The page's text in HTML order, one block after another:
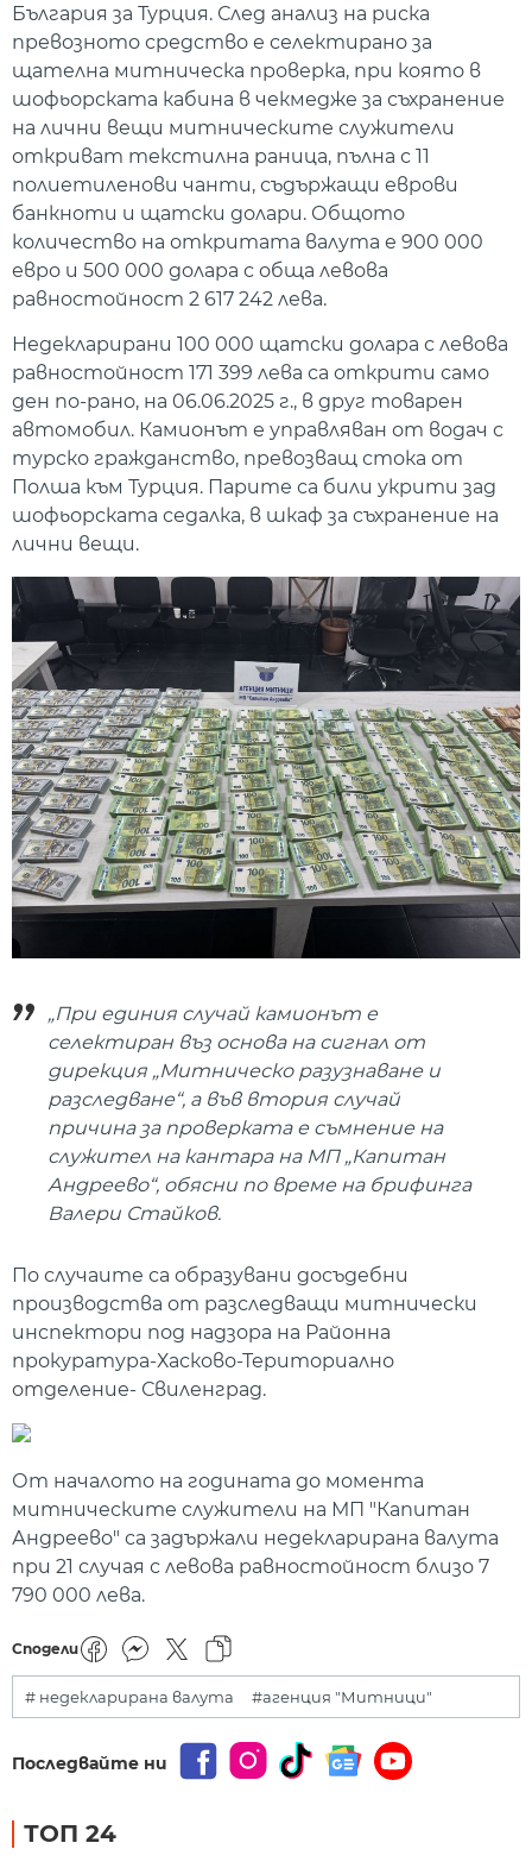
България за Турция. След анализ на риска
превозното средство е селектирано за
щателна митническа проверка, при която в
шофьорската кабина в чекмедже за съхранение
на лични вещи митническите служители
откриват текстилна раница, пълна с 11
полиетиленови чанти, съдържащи еврови
банкноти и щатски долари. Общото
количество на откритата валута е 900 000
евро и 500 000 долара с обща левова
равностойност 2 617 242 лева.
Недекларирани 100 000 щатски долара с левова
равностойност 171 399 лева са открити само
ден по-рано, на 06.06.2025 г., в друг товарен
автомобил. Камионът е управляван от водач с
турско гражданство, превозващ стока от
Полша към Турция. Парите са били укрити зад
шофьорската седалка, в шкаф за съхранение на
лични вещи.
„При единия случай камионът е
селектиран въз основа на сигнал от
дирекция „Митническо разузнаване и
разследване“, а във втория случай
причина за проверката е съмнение на
служител на кантара на МП „Капитан
Андреево“, обясни по време на брифинга
Валери Стайков.
По случаите са образувани досъдебни
производства от разследващи митнически
инспектори под надзора на Районна
прокуратура-Хасково-Териториално
отделение- Свиленград.
От началото на годината до момента
митническите служители на МП "Капитан
Андреево" са задържали недекларирана валута
при 21 случая с левова равностойност близо 7
790 000 лева.
Сподели
# недекларирана валута #агенция "Митници"
Последвайте ни
ТОП 24